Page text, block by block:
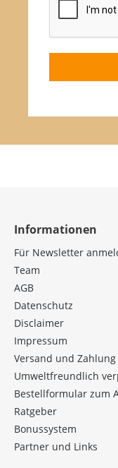
Batiste
Bilifuge Digest
Bimbosan
Bio-Verde
Biofarm
Bioflorin
BioKing
Informationen
Für Newsletter
Team
AGB
Datenschutz
Disclaimer
Impressum
Versand und Zahlung
Umweltfreundlich
Bestellformular zum
Ratgeber
Bonussystem
Partner und Links